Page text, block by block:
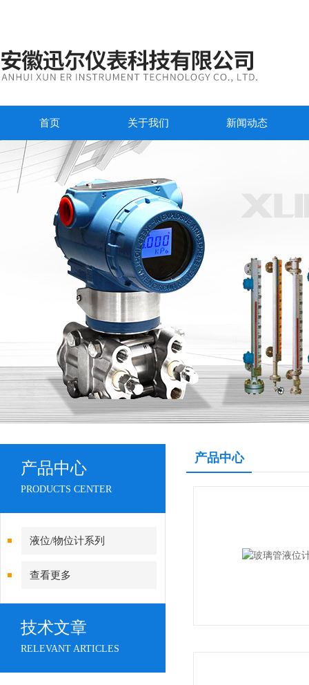
首页 关于我们 新闻动态
产品中心
PRODUCTS CENTER
液位/物位计系列
查看更多
技术文章
RELEVANT ARTICLES
产品中心